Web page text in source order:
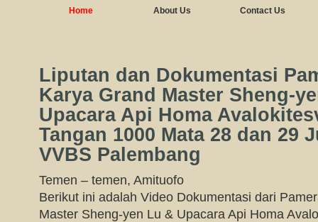
Home About Us Contact Us
Liputan dan Dokumentasi
Karya Grand Master Sheng-
Upacara Api Homa
Tangan 1000 Mata 28 dan 29
VVBS Palembang
Temen – temen, Amituofo
Berikut ini adalah Video Dokumentasi dari
Master Sheng-yen Lu & Upacara Api Homa